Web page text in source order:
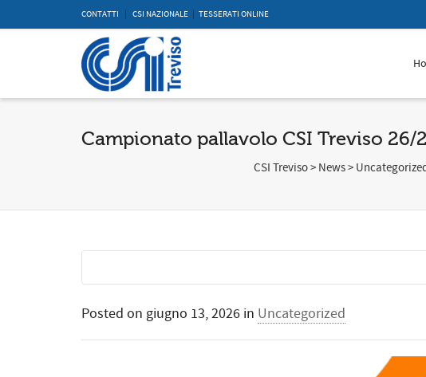
CONTATTI CSI NAZIONALE TESSERATI ONLINE
Campionato pallavolo CSI Treviso
CSI Treviso> News>
Posted on giugno 13, 2026 in Uncategorized